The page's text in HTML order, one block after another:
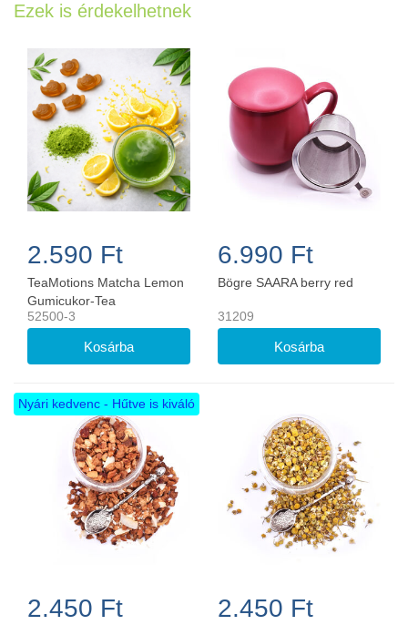
Ezek is érdekelhetnek
2.590 Ft
TeaMotions Matcha Lemon
Gumicukor-Tea
52500-3
6.990 Ft
Bögre SAARA berry red
31209
Nyári kedvenc - Hűtve is kiváló
2.450 Ft 2.450 Ft